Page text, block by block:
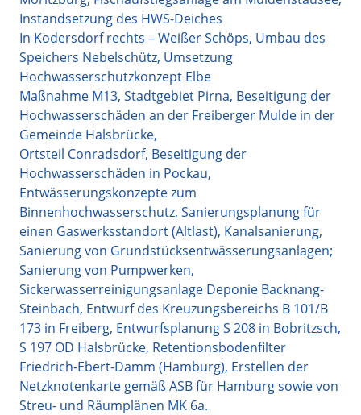
Instandsetzung des HWS-Deiches
In Kodersdorf rechts – Weißer Schöps, Umbau des
Speichers Nebelschütz, Umsetzung
Hochwasserschutzkonzept Elbe
Maßnahme M13, Stadtgebiet Pirna, Beseitigung der
Hochwasserschäden an der Freiberger Mulde in der
Gemeinde Halsbrücke,
Ortsteil Conradsdorf, Beseitigung der
Hochwasserschäden in Pockau,
Entwässerungskonzepte zum
Binnenhochwasserschutz, Sanierungsplanung für
einen Gaswerksstandort (Altlast), Kanalsanierung,
Sanierung von Grundstücksentwässerungsanlagen;
Sanierung von Pumpwerken,
Sickerwasserreinigungsanlage Deponie Backnang-
Steinbach, Entwurf des Kreuzungsbereichs B 101/B
173 in Freiberg, Entwurfsplanung S 208 in Bobritzsch,
S 197 OD Halsbrücke, Retentionsbodenfilter
Friedrich-Ebert-Damm (Hamburg), Erstellen der
Netzknotenkarte gemäß ASB für Hamburg sowie von
Streu- und Räumplänen MK 6a.